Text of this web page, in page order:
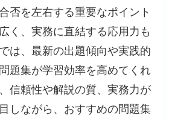
否を左右する重要なポイント
く、実務に直結する応用力も
は、最新の出題傾向や実践的
題集が学習効率を高めてくれ
信頼性や解説の質、実務力が
しながら、おすすめの問題集